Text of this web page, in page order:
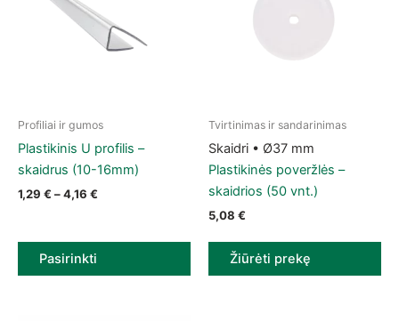
Profiliai ir gumos
Plastikinis U profilis –
skaidrus (10-16mm)
1,29 € –4,16 € Price range: 1,29 € through 4,16 €
Pasirinkti
This product has multiple variants. The options may be
Tvirtinimas ir sandarinimas
Plastikinės poveržlės –
skaidrios (50 vnt.)
Skaidri • Ø37 mm
5,08 €
Žiūrėti prekę